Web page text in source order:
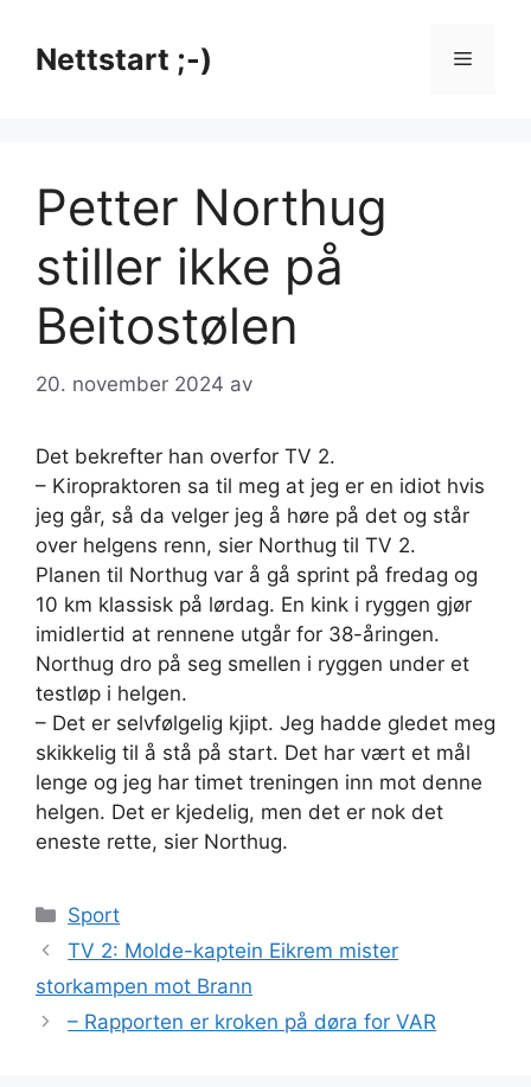
innholdNettstart ;-) Meny
Petter Northug
stiller ikke på
Beitostølen
20. november 2024 av
Det bekrefter han overfor TV 2.
– Kiropraktoren sa til meg at jeg er en idiot hvis
jeg går, så da velger jeg å høre på det og står
over helgens renn, sier Northug til TV 2.
Planen til Northug var å gå sprint på fredag og
10 km klassisk på lørdag. En kink i ryggen gjør
imidlertid at rennene utgår for 38-åringen.
Northug dro på seg smellen i ryggen under et
testløp i helgen.
– Det er selvfølgelig kjipt. Jeg hadde gledet meg
skikkelig til å stå på start. Det har vært et mål
lenge og jeg har timet treningen inn mot denne
helgen. Det er kjedelig, men det er nok det
eneste rette, sier Northug.
Kategorier
Sport
TV 2: Molde-kaptein Eikrem mister
storkampen mot Brann
– Rapporten er kroken på døra for VAR